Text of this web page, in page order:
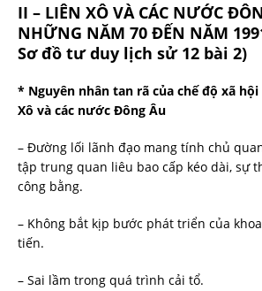
II – LIÊN XÔ VÀ CÁC NƯỚC
NHỮNG NĂM 70 ĐẾN NĂM
Sơ đồ tư duy lịch sử 12 bài 2)
* Nguyên nhân tan rã của chế độ xã
Xô và các nước Đông Âu
– Đường lối lãnh đạo mang tính chủ
tập trung quan liêu bao cấp kéo dài, sự
công bằng.
– Không bắt kịp bước phát triển của
tiến.
– Sai lầm trong quá trình cải tổ.